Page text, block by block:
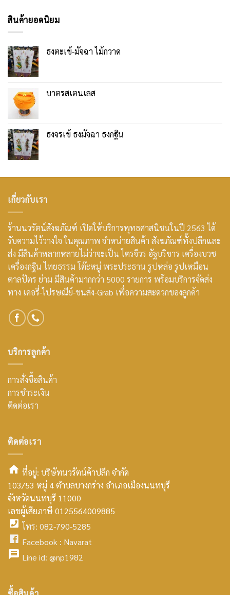
สินค้ายอดนิยม
ธงตะเข้-มัจฉา ไม้กวาด
บาตรสเตนเลส
ธงจรเข้ ธงมัจฉา ธงกฐิน
เกี่ยวกับเรา
ร้านนวรัตน์สังฆภัณฑ์ เปิดให้บริการพุทธศาสนิชนในปี 2563 ได้
รับความไว้วางใจ ในคุณภาพ จำหน่ายสินค้า สังฆภัณฑ์ทั้งปลีกและ
ส่ง มีสินค้าหลากหลายไม่ว่าจะเป็น ไตรจีวร อัฐบริขาร เครื่องบวช
เครื่องกฐิน ไทยธรรม โต๊ะหมู่ พระประธาน รูปหล่อ รูปเหมือน
ตาลปัตร ย่าม มีสินค้ามากกว่า 5000 รายการ พร้อมบริการจัดส่ง
ทาง เคอรี่-ไปรษณีย์-ขนส่ง-Grab เพื่อความสะดวกของลูกค้า
บริการลูกค้า
การสั่งซื้อสินค้า
การชำระเงิน
ติดต่อเรา
ติดต่อเรา
smt2
home
icon
ที่อยู่: บริษัทนวรัตน์ค้าปลีก จำกัด
103/53 หมู่ 4 ตำบลบางกร่าง อำเภอเมืองนนทบุรี
จังหวัดนนทบุรี 11000
เลขผู้เสียภาษี 0125564009885
facebook
icon
โทร: 082-790-5285
facebook
Facebook : Navarat
Line id: @np1982